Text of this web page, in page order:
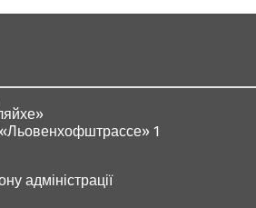
1
адміністрації